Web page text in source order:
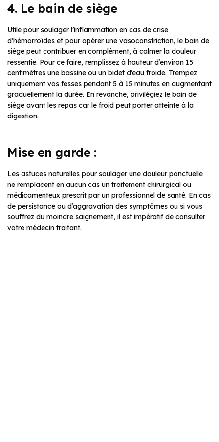
4. Le bain de siège
Utile pour soulager l’inflammation en cas de crise
d’hémorroïdes et pour opérer une vasoconstriction, le bain de
siège peut contribuer en complément, à calmer la douleur
ressentie. Pour ce faire, remplissez à hauteur d’environ 15
centimètres une bassine ou un bidet d’eau froide. Trempez
uniquement vos fesses pendant 5 à 15 minutes en augmentant
graduellement la durée. En revanche, privilégiez le bain de
siège avant les repas car le froid peut porter atteinte à la
digestion.
Mise en garde :
Les astuces naturelles pour soulager une douleur ponctuelle
ne remplacent en aucun cas un traitement chirurgical ou
médicamenteux prescrit par un professionnel de santé. En cas
de persistance ou d’aggravation des symptômes ou si vous
souffrez du moindre saignement, il est impératif de consulter
votre médecin traitant.